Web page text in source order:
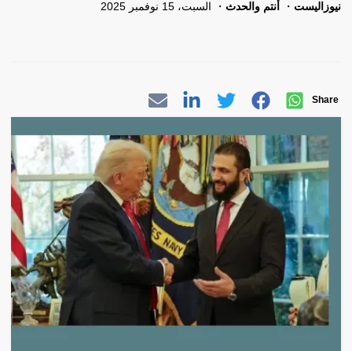
نيوزاليست أنتم والحدث السبت، 15 نوفمبر 2025
Share